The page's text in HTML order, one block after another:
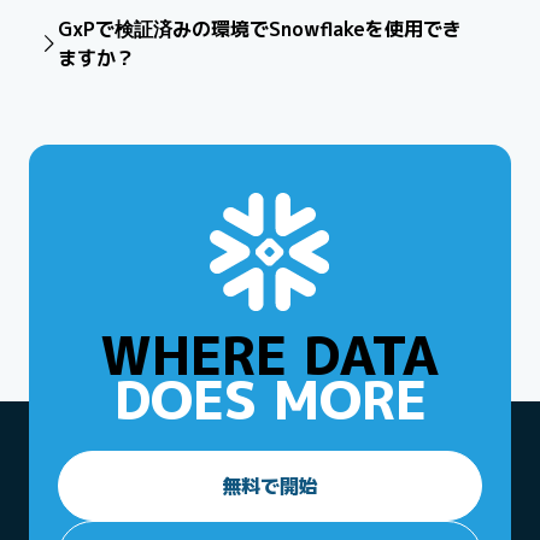
ら、予測可能な運用モデルに移行することで設備投資
も削減します。
ROIのためのデータとAIの活用：
し、サプライチェーンを最適化し、創薬パイプライン
して急性疾患のリスクが高い患者を特定できるため、
医療従事者は早期に介入して患者アウトカムを改善し
きます。この基礎的なビューにより、パーソナライズ
されたケア、より正確なリスク層別化、加入者のエン
ゲージメントの向上が実現します。
商業的効果の強化：マーケティングデータと販売デー
タを分析し、医師の処方パターンと患者ニーズをより
深く理解できます。これにより、ライフサイエンス企
業はマーケティング費用を最適化し、新製品発売の効
果を高めることができます。
FEDRAMP
SOC2
GDPR
ざまな業種に対応しています。
ションと互換性があり、その多くはSnowflakeマーケッ
トプレイス
GxPで検証済みの環境でSnowflakeを使用でき
ますか？
し、お客様と共有していることを認識しています。
ているかについて詳しくは、 このドキュメント
WHERE DATA
DOES MORE
無料で開始